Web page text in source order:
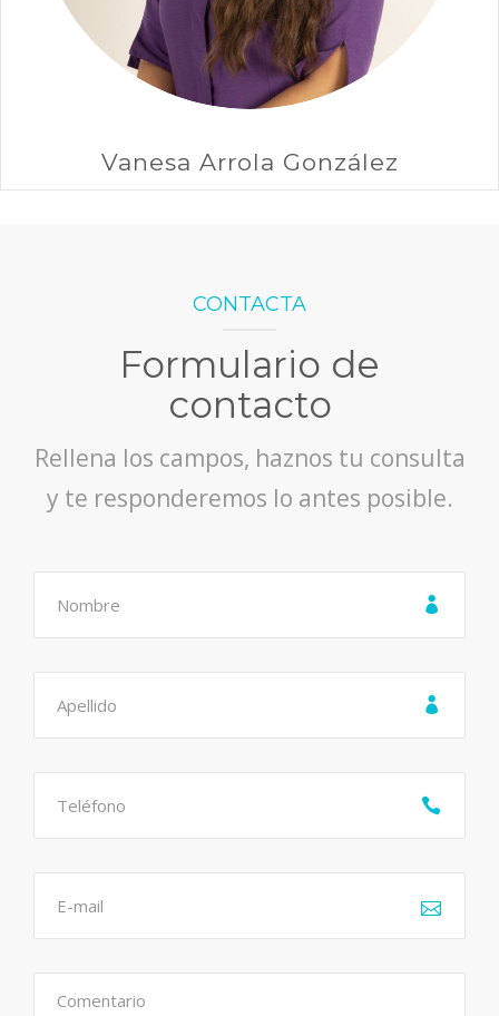
Vanesa Arrola González
CONTACTA
Formulario de
contacto
Rellena los campos, haznos tu consulta
y te responderemos lo antes posible.